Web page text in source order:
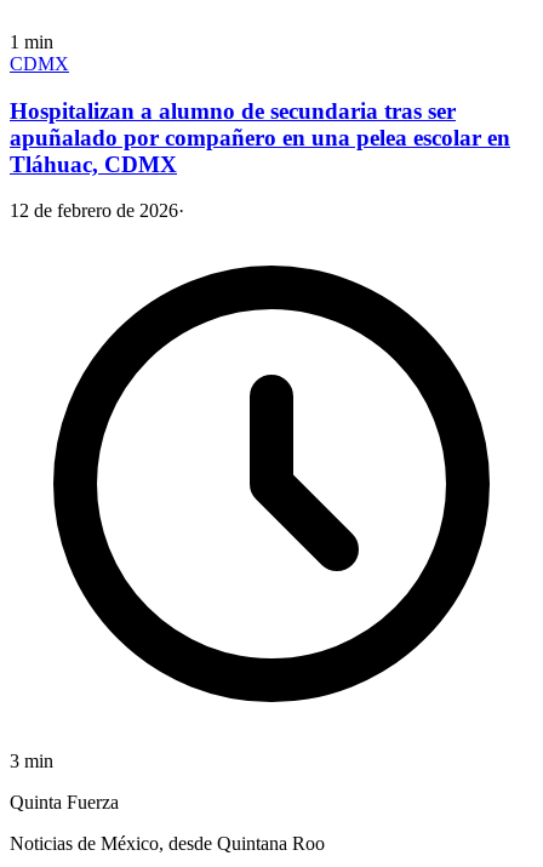
1 min
CDMX
Hospitalizan a alumno de secundaria tras ser
apuñalado por compañero en una pelea escolar en
Tláhuac, CDMX
12 de febrero de 2026·
3 min
Quinta Fuerza
Noticias de México, desde Quintana Roo